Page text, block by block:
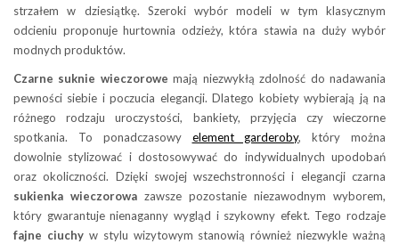
strzałem w dziesiątkę. Szeroki wybór modeli w tym klasycznym
odcieniu proponuje hurtownia odzieży, która stawia na duży wybór
modnych produktów.
Czarne suknie wieczorowe mają niezwykłą zdolność do nadawania
pewności siebie i poczucia elegancji. Dlatego kobiety wybierają ją na
różnego rodzaju uroczystości, bankiety, przyjęcia czy wieczorne
spotkania. To ponadczasowy element garderoby, który można
dowolnie stylizować i dostosowywać do indywidualnych upodobań
oraz okoliczności. Dzięki swojej wszechstronności i elegancji czarna
sukienka wieczorowa zawsze pozostanie niezawodnym wyborem,
który gwarantuje nienaganny wygląd i szykowny efekt. Tego rodzaje
fajne ciuchyw stylu wizytowym stanowią również niezwykle ważną